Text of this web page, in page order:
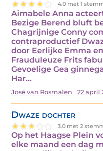
4.0 met 1
Aimabele Anna
Bezige Berend bluft
Chagrijnige Conny
contraproductief
door Eerlijke Emma
Frauduleuze Frits
Gevoelige Gea
Har...
José van Rosmalen 22 april
Dwaze dochter
3.0 met 2
Op het Haagse Plein
elke maand een dag